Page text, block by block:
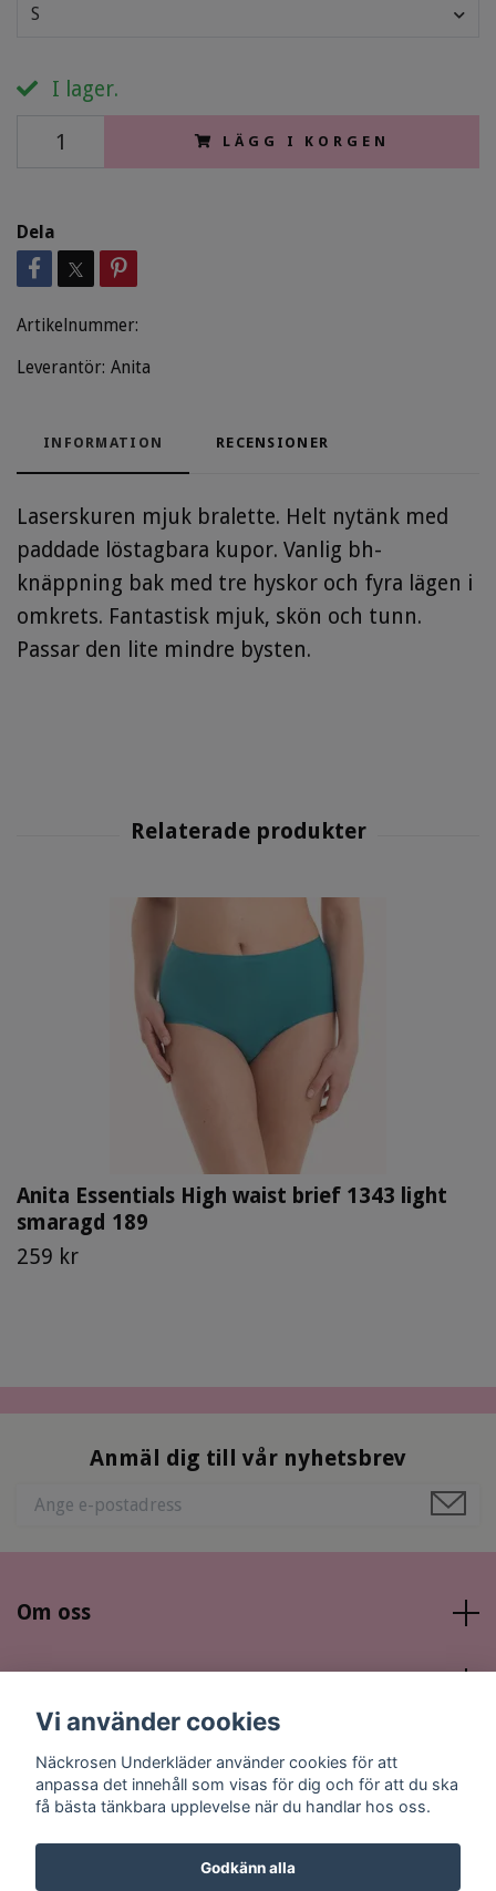
S
I lager.
LÄGG I KORGEN
Dela
Artikelnummer:
Leverantör: Anita
INFORMATION RECENSIONER
Laserskuren mjuk bralette. Helt nytänk med
paddade löstagbara kupor. Vanlig bh-
knäppning bak med tre hyskor och fyra lägen i
omkrets. Fantastisk mjuk, skön och tunn.
Passar den lite mindre bysten.
Anita Essentials High waist brief 1343 light
smaragd 189
259 kr
Anmäl dig till vår nyhetsbrev
Om oss
Sociala medier
Vi använder cookies
Näckrosen Underkläder använder cookies för att
anpassa det innehåll som visas för dig och för att du ska
få bästa tänkbara upplevelse när du handlar hos oss.
Godkänn alla